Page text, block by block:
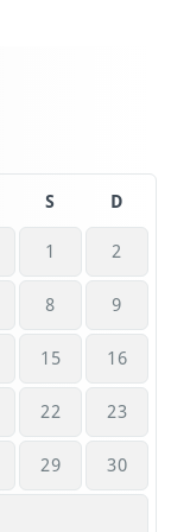
S D
1 2
8 9
15 16
22 23
29 30